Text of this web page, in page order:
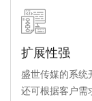
扩展性强
盛世传媒的系统
还可根据客户需